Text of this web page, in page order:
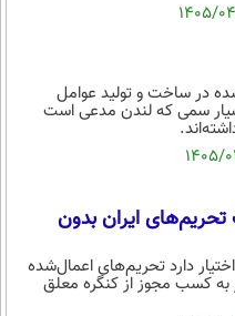
2
در ساخت و تولید عوامل
سمی که لندن مدعی است
ایران بدون
دارد تحریم‌های اعمال‌شده
به کسب مجوز از کنگره معلق